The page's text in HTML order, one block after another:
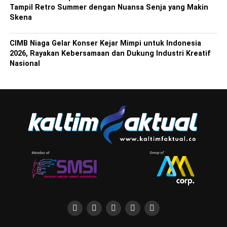
Tampil Retro Summer dengan Nuansa Senja yang Makin
Skena
CIMB Niaga Gelar Konser Kejar Mimpi untuk Indonesia
2026, Rayakan Kebersamaan dan Dukung Industri Kreatif
Nasional